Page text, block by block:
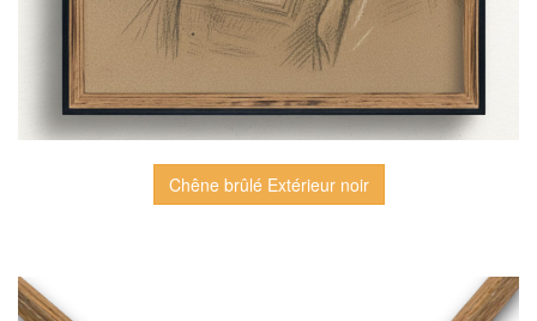
Chêne brûlé Extérieur noir